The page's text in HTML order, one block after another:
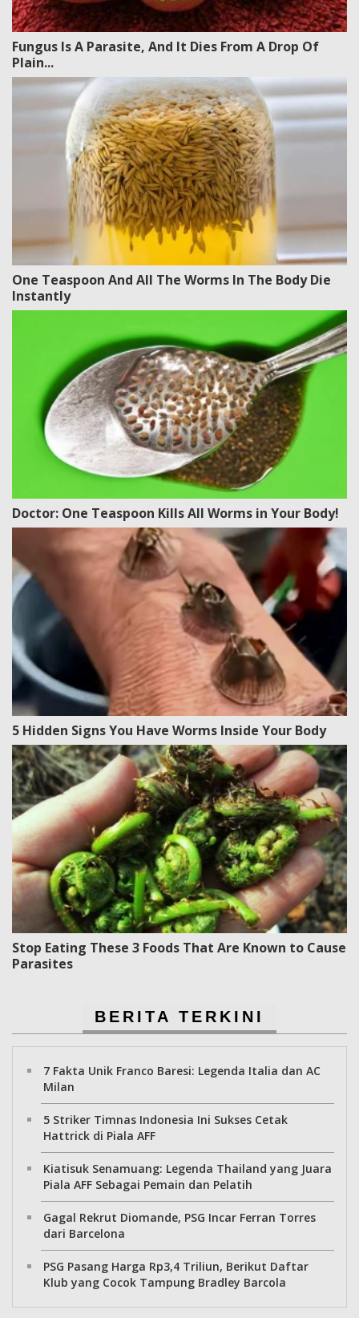
Fungus Is A Parasite, And It Dies From A Drop Of
Plain...
One Teaspoon And All The Worms In The Body Die
Instantly
Doctor: One Teaspoon Kills All Worms in Your Body!
5 Hidden Signs You Have Worms Inside Your Body
Stop Eating These 3 Foods That Are Known to Cause
Parasites
BERITA TERKINI
7 Fakta Unik Franco Baresi: Legenda Italia dan AC
Milan
5 Striker Timnas Indonesia Ini Sukses Cetak
Hattrick di Piala AFF
Kiatisuk Senamuang: Legenda Thailand yang Juara
Piala AFF Sebagai Pemain dan Pelatih
Gagal Rekrut Diomande, PSG Incar Ferran Torres
dari Barcelona
PSG Pasang Harga Rp3,4 Triliun, Berikut Daftar
Klub yang Cocok Tampung Bradley Barcola